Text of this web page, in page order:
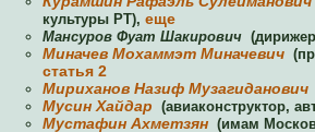
культуры РТ), еще
Мансуров Фуат Шакирович
Миначев Мохаммэт Миначевич
статья 2
Мириханов Назиф Музагиданович
Мусин Хайдар (авиаконструктор,
Мустафин Ахметзян (имам